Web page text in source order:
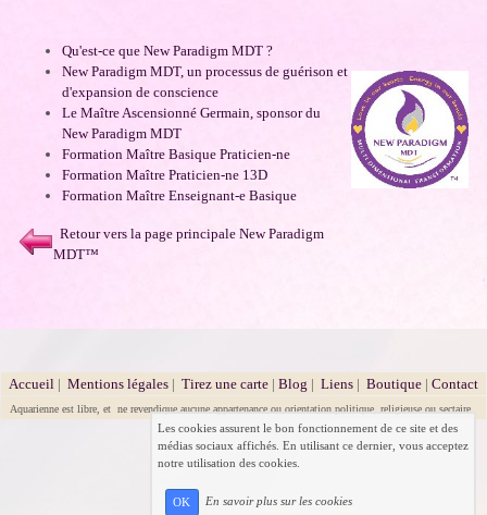
Qu'est-ce que New Paradigm MDT ?
New Paradigm MDT, un processus de guérison et
d'expansion de conscience
Le Maître Ascensionné Germain, sponsor du
New Paradigm MDT
Formation Maître Basique Praticien-ne
Formation Maître Praticien-ne 13D
Formation Maître Enseignant-e Basique
Retour vers la page principale New Paradigm
MDT™
Accueil | Mentions légales | Tirez une carte | Blog | Liens | Boutique | Contact
Aquarienne est libre, et ne revendique aucune appartenance ou orientation politique, religieuse ou sectaire.
Les cookies assurent le bon fonctionnement de ce site et des
médias sociaux affichés. En utilisant ce dernier, vous acceptez
notre utilisation des cookies.
OK En savoir plus sur les cookies